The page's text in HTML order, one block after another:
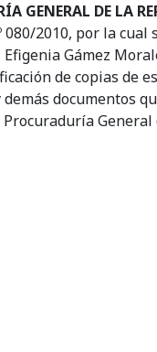
GENERAL DE LA
080/2010, por la cual
Efigenia Gámez
de copias de
documentos
General